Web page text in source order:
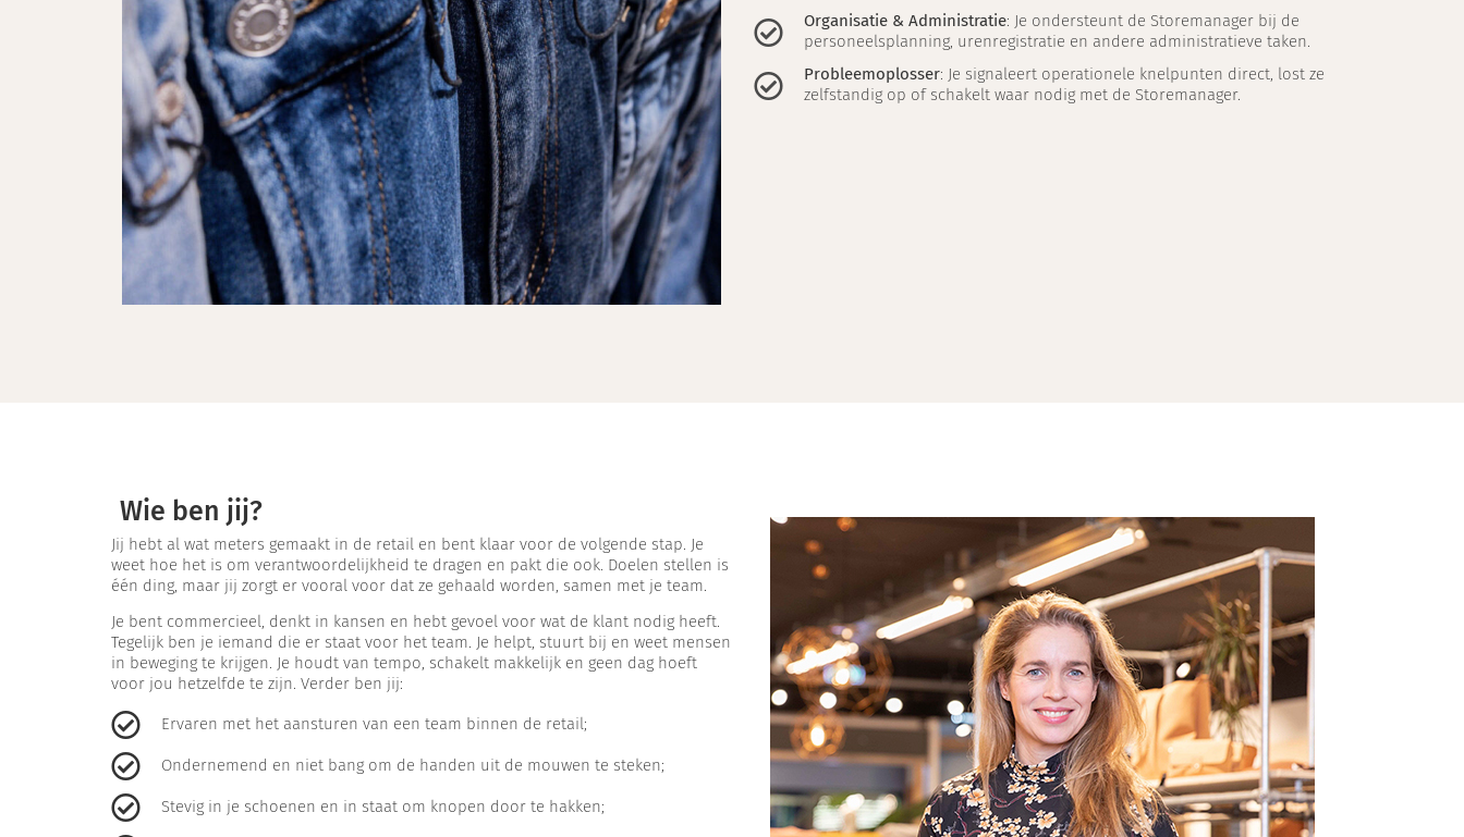
Organisatie & Administratie: Je ondersteunt de Storemanager bij de
personeelsplanning, urenregistratie en andere administratieve taken.
Probleemoplosser: Je signaleert operationele knelpunten direct, lost ze
zelfstandig op of schakelt waar nodig met de Storemanager.
Wie ben jij?
Jij hebt al wat meters gemaakt in de retail en bent klaar voor de volgende stap. Je
weet hoe het is om verantwoordelijkheid te dragen en pakt die ook. Doelen stellen is
één ding, maar jij zorgt er vooral voor dat ze gehaald worden, samen met je team.
Je bent commercieel, denkt in kansen en hebt gevoel voor wat de klant nodig heeft.
Tegelijk ben je iemand die er staat voor het team. Je helpt, stuurt bij en weet mensen
in beweging te krijgen. Je houdt van tempo, schakelt makkelijk en geen dag hoeft
voor jou hetzelfde te zijn. Verder ben jij:
Ervaren met het aansturen van een team binnen de retail;
Ondernemend en niet bang om de handen uit de mouwen te steken;
Stevig in je schoenen en in staat om knopen door te hakken;